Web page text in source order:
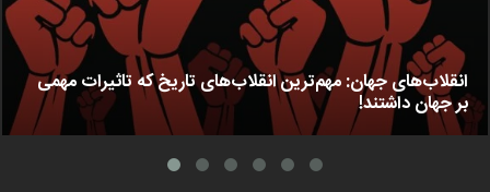
انقلاب‌های جهان: مهم‌ترین انقلاب‌های تاریخ که تاثیرات مهمی
بر جهان داشتند!